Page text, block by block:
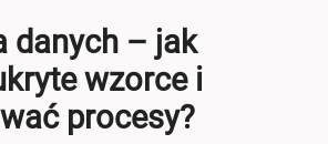
danych – jak
wzorce i
procesy?